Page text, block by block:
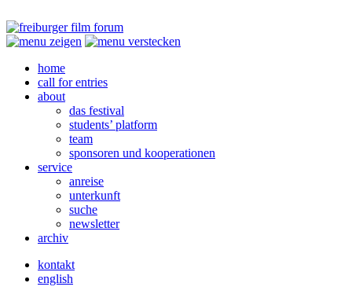
home
call for entries
about
das festival
students’ platform
team
sponsoren und kooperationen
service
anreise
unterkunft
suche
newsletter
archiv
kontakt
english